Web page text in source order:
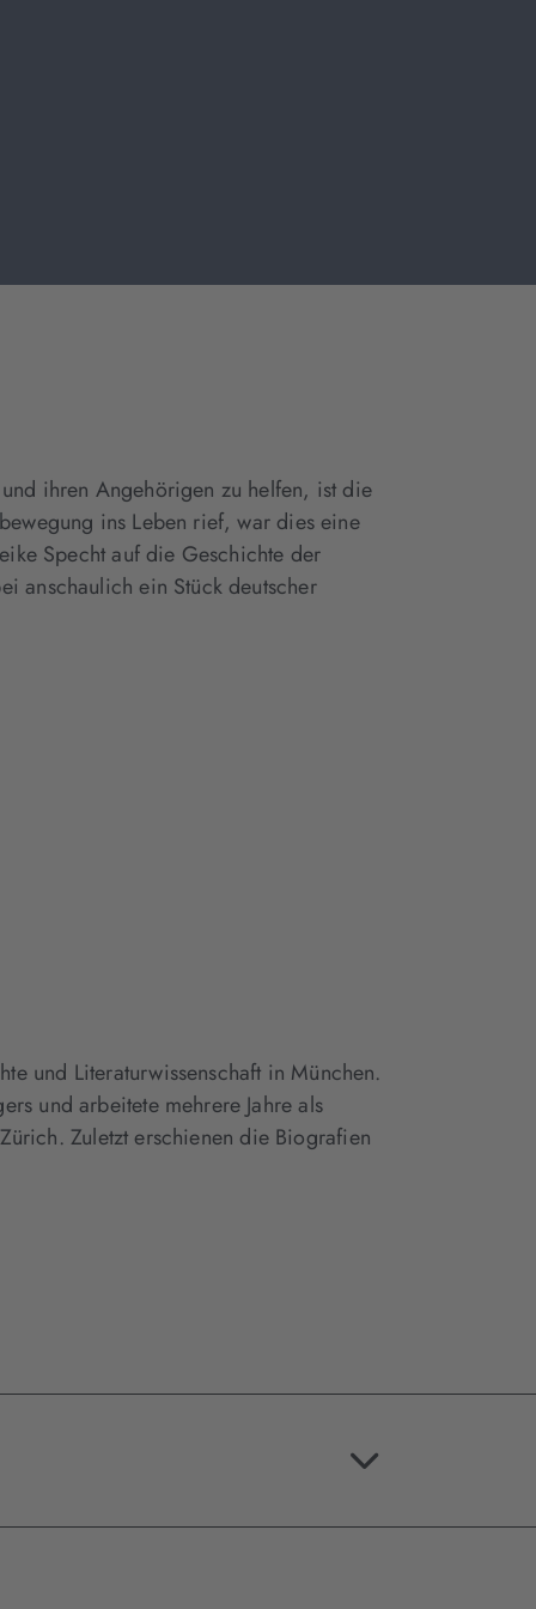
ihren Angehörigen zu helfen, ist die
ins Leben rief, war dies eine
Specht auf die Geschichte der
anschaulich ein Stück deutscher
und Literaturwissenschaft in München.
und arbeitete mehrere Jahre als
Zuletzt erschienen die Biografien